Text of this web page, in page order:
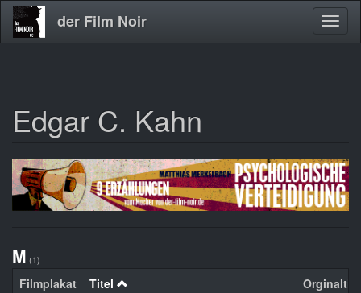
Direkt
zum
der Film Noir
Edgar C. Kahn
M (1)
Filmplakat Titel